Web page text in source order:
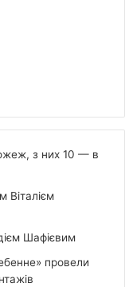
з них 10 — в
Віталієм
Шафієвим
провели